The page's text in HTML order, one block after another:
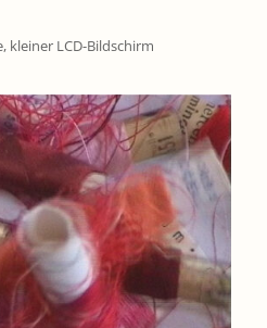
kleiner LCD-Bildschirm